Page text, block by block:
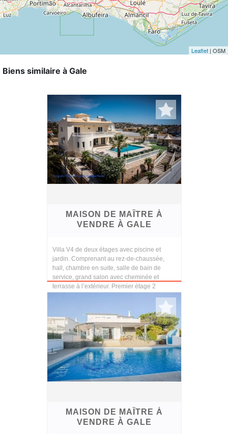
Leaflet | OSM
Biens similaire à Gale
MAISON DE MAÎTRE À
VENDRE À GALE
Villa V4 de deux étages avec piscine et
jardin. Comprenant au rez-de-chaussée,
hall, chambre en suite, salle de bain de
service, grand salon avec cheminée et
terrasse à l’extérieur. Premier étage 2
MAISON DE MAÎTRE À
VENDRE À GALE